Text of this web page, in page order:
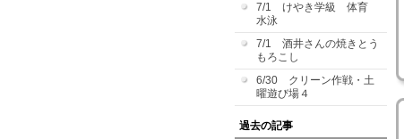
7/1 けやき学級 体育
水泳
7/1 酒井さんの焼きとう
もろこし
6/30 クリーン作戦・土
曜遊び場４
過去の記事